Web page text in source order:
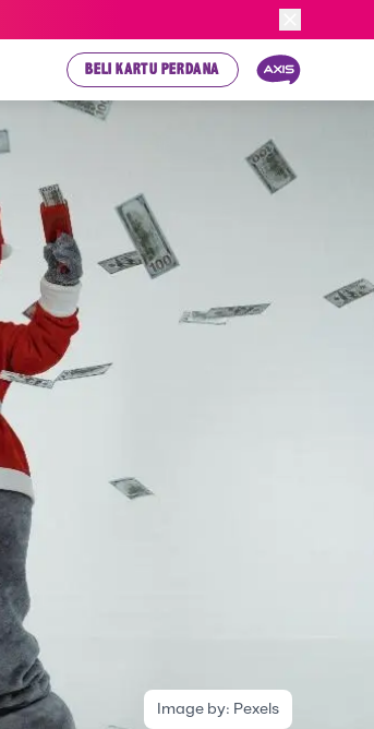
BELI KARTU PERDANA
Image by: Pexels